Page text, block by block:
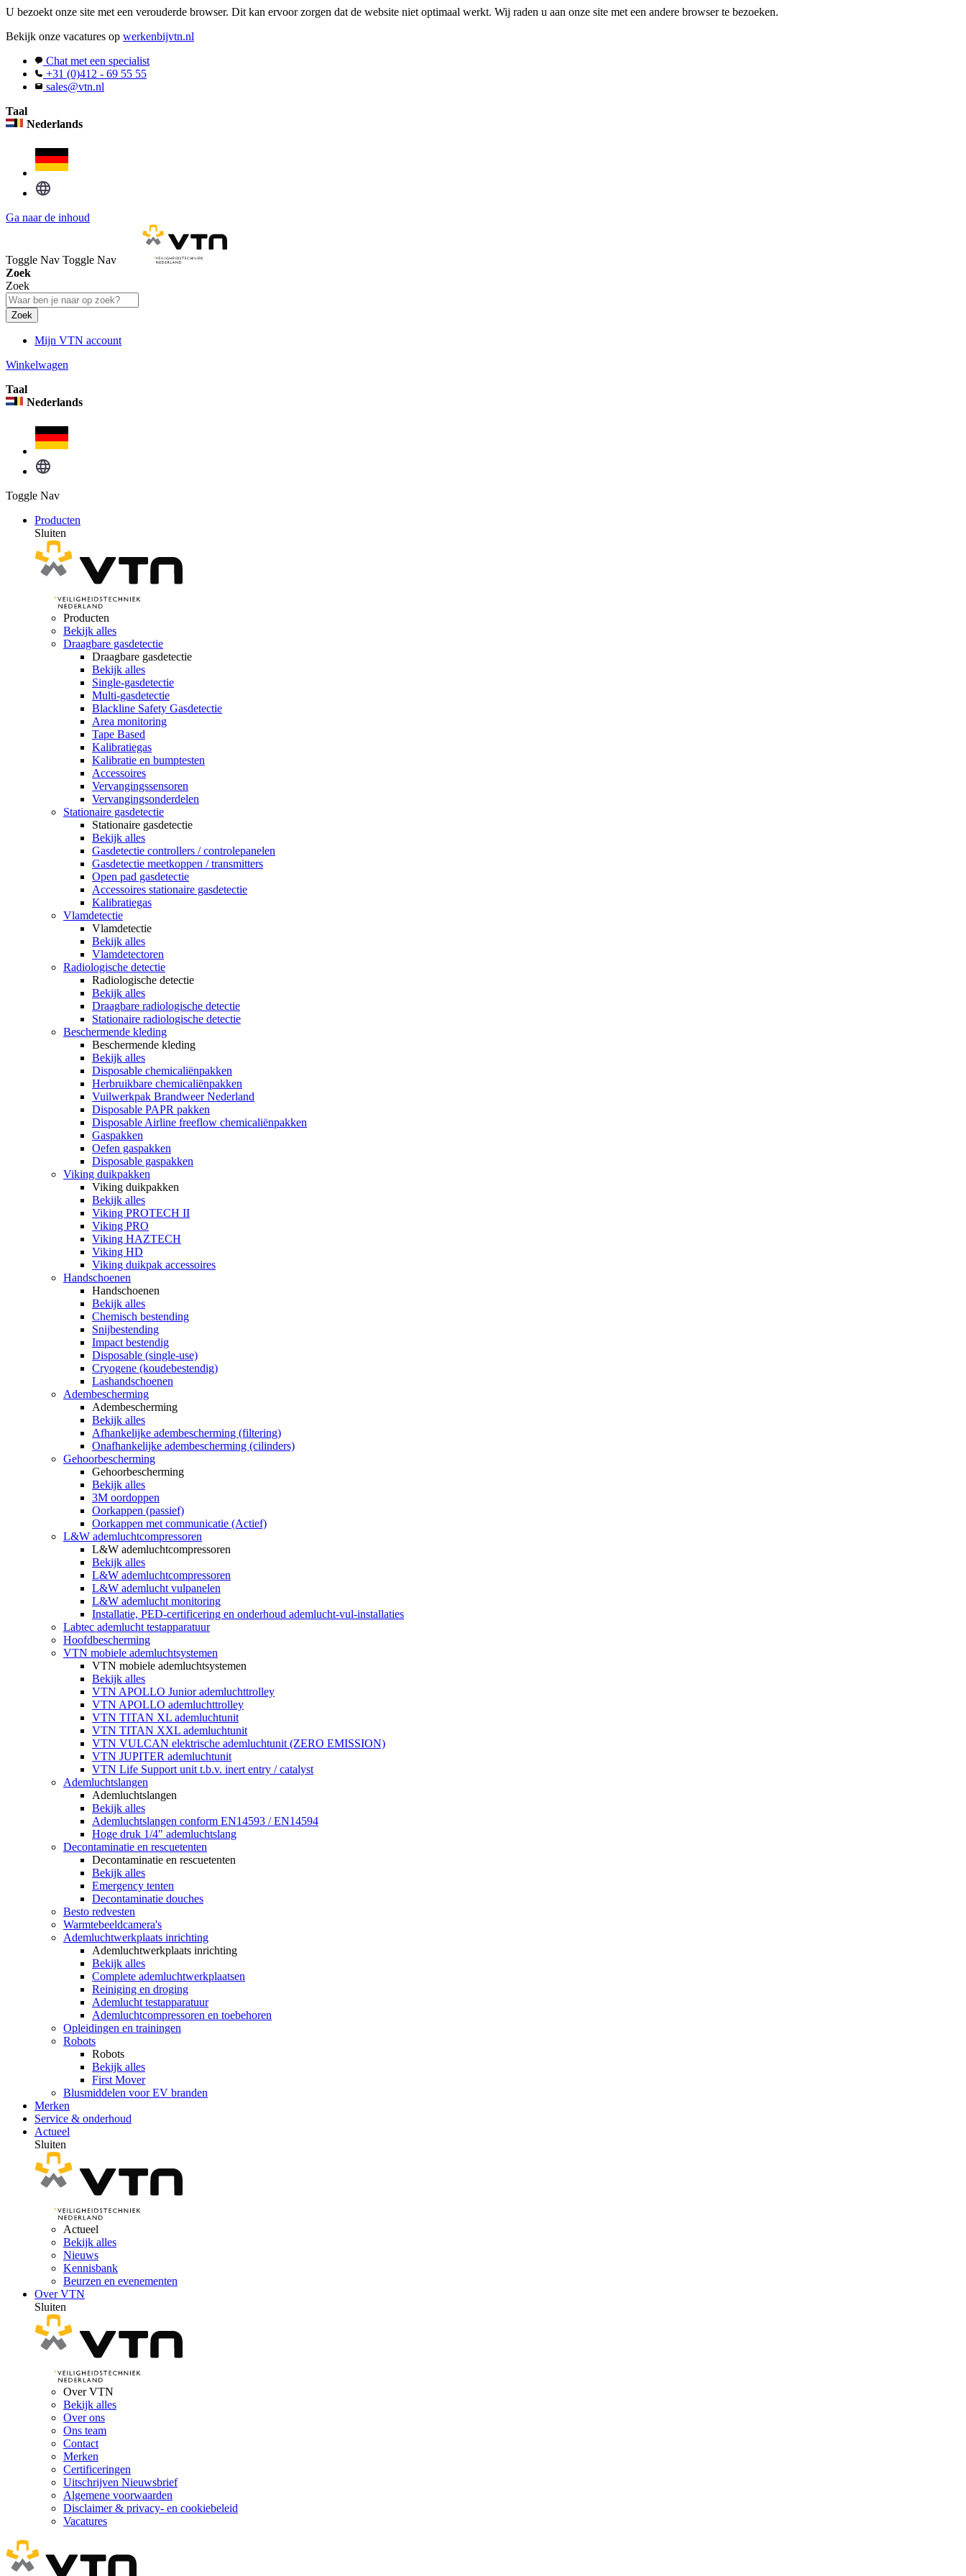
U bezoekt onze site met een verouderde browser. Dit kan ervoor zorgen dat de website niet optimaal werkt. Wij raden u aan onze site met een andere browser te bezoeken.
Bekijk onze vacatures op werkenbijvtn.nl
Chat met een specialist
+31 (0)412 - 69 55 55
sales@vtn.nl
Taal
Nederlands
Ga naar de inhoud
Toggle Nav Toggle Nav
Zoek
Zoek
Zoek
Mijn VTN account
Winkelwagen
Taal
Nederlands
Toggle Nav
Producten
Sluiten
Producten
Bekijk alles
Draagbare gasdetectie
Draagbare gasdetectie
Bekijk alles
Single-gasdetectie
Multi-gasdetectie
Blackline Safety Gasdetectie
Area monitoring
Tape Based
Kalibratiegas
Kalibratie en bumptesten
Accessoires
Vervangingssensoren
Vervangingsonderdelen
Stationaire gasdetectie
Stationaire gasdetectie
Bekijk alles
Gasdetectie controllers / controlepanelen
Gasdetectie meetkoppen / transmitters
Open pad gasdetectie
Accessoires stationaire gasdetectie
Kalibratiegas
Vlamdetectie
Vlamdetectie
Bekijk alles
Vlamdetectoren
Radiologische detectie
Radiologische detectie
Bekijk alles
Draagbare radiologische detectie
Stationaire radiologische detectie
Beschermende kleding
Beschermende kleding
Bekijk alles
Disposable chemicaliënpakken
Herbruikbare chemicaliënpakken
Vuilwerkpak Brandweer Nederland
Disposable PAPR pakken
Disposable Airline freeflow chemicaliënpakken
Gaspakken
Oefen gaspakken
Disposable gaspakken
Viking duikpakken
Viking duikpakken
Bekijk alles
Viking PROTECH II
Viking PRO
Viking HAZTECH
Viking HD
Viking duikpak accessoires
Handschoenen
Handschoenen
Bekijk alles
Chemisch bestending
Snijbestending
Impact bestendig
Disposable (single-use)
Cryogene (koudebestendig)
Lashandschoenen
Adembescherming
Adembescherming
Bekijk alles
Afhankelijke adembescherming (filtering)
Onafhankelijke adembescherming (cilinders)
Gehoorbescherming
Gehoorbescherming
Bekijk alles
3M oordoppen
Oorkappen (passief)
Oorkappen met communicatie (Actief)
L&W ademluchtcompressoren
L&W ademluchtcompressoren
Bekijk alles
L&W ademluchtcompressoren
L&W ademlucht vulpanelen
L&W ademlucht monitoring
Installatie, PED-certificering en onderhoud ademlucht-vul-installaties
Labtec ademlucht testapparatuur
Hoofdbescherming
VTN mobiele ademluchtsystemen
VTN mobiele ademluchtsystemen
Bekijk alles
VTN APOLLO Junior ademluchttrolley
VTN APOLLO ademluchttrolley
VTN TITAN XL ademluchtunit
VTN TITAN XXL ademluchtunit
VTN VULCAN elektrische ademluchtunit (ZERO EMISSION)
VTN JUPITER ademluchtunit
VTN Life Support unit t.b.v. inert entry / catalyst
Ademluchtslangen
Ademluchtslangen
Bekijk alles
Ademluchtslangen conform EN14593 / EN14594
Hoge druk 1/4" ademluchtslang
Decontaminatie en rescuetenten
Decontaminatie en rescuetenten
Bekijk alles
Emergency tenten
Decontaminatie douches
Besto redvesten
Warmtebeeldcamera's
Ademluchtwerkplaats inrichting
Ademluchtwerkplaats inrichting
Bekijk alles
Complete ademluchtwerkplaatsen
Reiniging en droging
Ademlucht testapparatuur
Ademluchtcompressoren en toebehoren
Opleidingen en trainingen
Robots
Robots
Bekijk alles
First Mover
Blusmiddelen voor EV branden
Merken
Service & onderhoud
Actueel
Sluiten
Actueel
Bekijk alles
Nieuws
Kennisbank
Beurzen en evenementen
Over VTN
Sluiten
Over VTN
Bekijk alles
Over ons
Ons team
Contact
Merken
Certificeringen
Uitschrijven Nieuwsbrief
Algemene voorwaarden
Disclaimer & privacy- en cookiebeleid
Vacatures